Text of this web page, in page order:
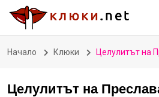
Начало Клюки Целулитът на
Целулитът на